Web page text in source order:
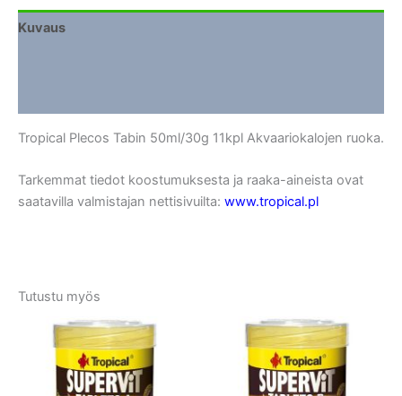
Kuvaus
Tropical Plecos Tabin 50ml/30g 11kpl Akvaariokalojen ruoka.
Tarkemmat tiedot koostumuksesta ja raaka-aineista ovat
saatavilla valmistajan nettisivuilta: www.tropical.pl
Tutustu myös